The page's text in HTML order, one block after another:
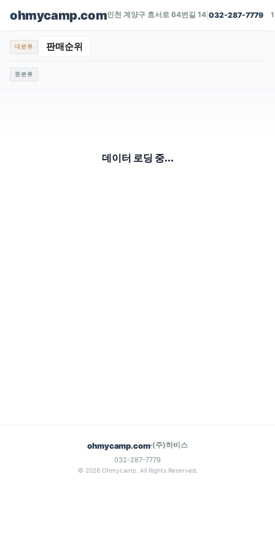
ohmycamp.com인천 계양구 효서로 64번길 14 |032-287-7779
대분류 판매순위
중분류
데이터 로딩 중...
ohmycamp.com (주)하비스
032-287-7779
© 2026 Ohmycamp. All Rights Reserved.